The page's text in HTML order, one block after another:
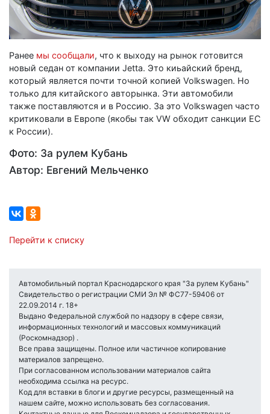
Ранее мы сообщали, что к выходу на рынок готовится
новый седан от компании Jetta. Это киьайский бренд,
который является почти точной копией Volkswagen. Но
только для китайского авторынка. Эти автомобили
также поставляются и в Россию. За это Volkswagen часто
критиковали в Европе (якобы так VW обходит санкции ЕС
к России).
Фото: За рулем Кубань
Автор: Евгений Мельченко
Перейти к списку
Автомобильный портал Краснодарского края "За рулем Кубань"
Свидетельство о регистрации СМИ Эл № ФС77-59406 от
22.09.2014 г. 18+
Выдано Федеральной службой по надзору в сфере связи,
информационных технологий и массовых коммуникаций
(Роскомнадзор) .
Все права защищены. Полное или частичное копирование
материалов запрещено.
При согласованном использовании материалов сайта
необходима ссылка на ресурс.
Код для вставки в блоги и другие ресурсы, размещенный на
нашем сайте, можно использовать без согласования.